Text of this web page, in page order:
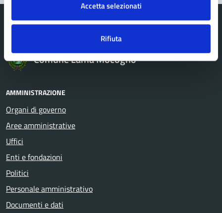
Accetta selezionati
Rifiuta
Comune Lama Mocogno
AMMINISTRAZIONE
Organi di governo
Aree amministrative
Uffici
Enti e fondazioni
Politici
Personale amministrativo
Documenti e dati